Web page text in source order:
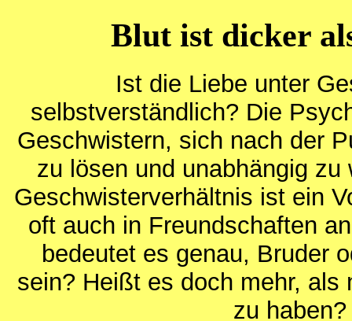
Blut ist dicker
Ist die Liebe unter
selbstverständlich? Die
Geschwistern, sich nach der
zu lösen und unabhängig zu
Geschwisterverhältnis ist ein
oft auch in Freundschaften
bedeutet es genau, Bruder
sein? Heißt es doch mehr, als
zu haben?